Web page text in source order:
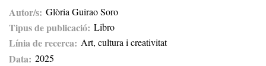
Autor/s Glòria Guirao Soro
Tipus de publicació Libro
Línia de recerca Art, cultura i creativitat
Data 2025